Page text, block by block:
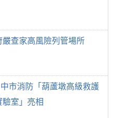
查家高風險列管場所
市消防「葫蘆墩高級救護
驗室」亮相